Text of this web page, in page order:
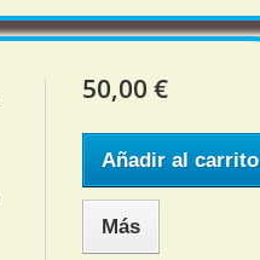
50,00 €
Añadir al carrito
Más